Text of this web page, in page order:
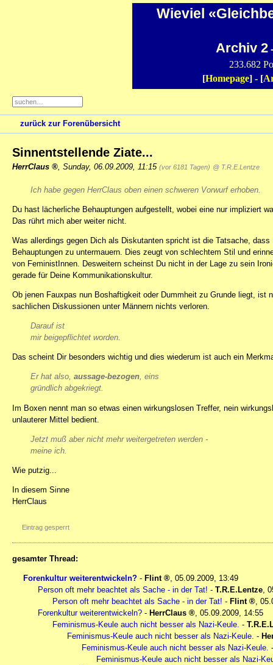
Wieviel
Archiv 2
233.682
[Homepage] - [
zurück zur Forenübersicht
Sinnentstellende Ziate...
HerrClaus Sunday, 06.09.2009, 11:15 (vor 6181 Tagen) @ T.R.E.Lentze
Ich habe gegen HerrClaus oben einen schweren Vorwurf erhoben.
Du hast lächerliche Behauptungen aufgestellt, wobei eine nur impliziert
Das rührt mich aber weiter nicht.
Was allerdings gegen Dich als Diskutanten spricht ist die Tatsache,
Behauptungen zu untermauern. Dies zeugt von schlechtem Stil und
von FeministInnen. Desweitern scheinst Du nicht in der Lage zu sein
gerade für Deine Kommunikationskultur.
Ob jenen Fauxpas nun Boshaftigkeit oder Dummheit zu Grunde liegt, ist
sachlichen Diskussionen unter Männern nichts verloren.
Darauf ist
mir beigepflichtet worden.
Das scheint Dir besonders wichtig und dies wiederum ist auch ein
Er hat also, aussage-bezogen, eins
gründlich abgekriegt.
Im Boxen nennt man so etwas einen wirkungslosen Treffer, nein
unlauterer Mittel bedient.
Jetzt muß aber nicht mehr weitergetreten werden -
meine ich.
Wie putzig...
In diesem Sinne
HerrClaus
Eintrag gesperrt
gesamter Thread:
Forenkultur weiterentwickeln? - Flint , 05.09.2009, 13:49
Person oft mehr beachtet als Sache - in der Tat! - T.R.E.Lentze,
Person oft mehr beachtet als Sache - in der Tat! - Flint ,
Forenkultur weiterentwickeln? - HerrClaus , 05.09.2009, 14:55
Feminismus-Keule auch nicht besser als Nazi-Keule. -
Feminismus-Keule auch nicht besser als Nazi-Keule. -
Feminismus-Keule auch nicht besser als Nazi-Keule.
Feminismus-Keule auch nicht besser als Nazi-